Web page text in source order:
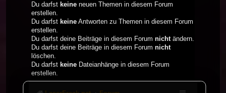
Du darfst keine neuen Themen in diesem Forum
erstellen.
Du darfst keine Antworten zu Themen in diesem Forum
erstellen.
Du darfst deine Beiträge in diesem Forum nichtändern.
Du darfst deine Beiträge in diesem Forum nicht
löschen.
Du darfst keine Dateianhänge in diesem Forum
erstellen.